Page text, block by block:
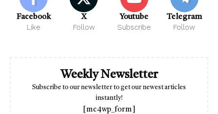
Facebook
Like
X
Follow
Youtube
Subscribe
Telegram
Follow
Weekly Newsletter
Subscribe to our newsletter to get our newest articles
instantly!
[mc4wp_form]